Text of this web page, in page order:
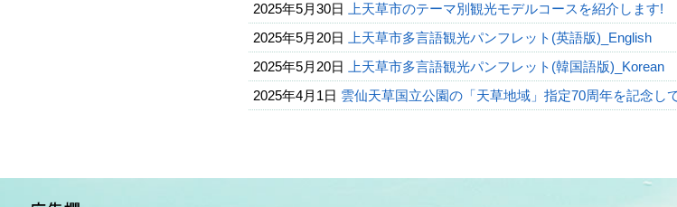
2025年5月30日
上天草市のテーマ別観光モデルコースを紹介します!
2025年5月20日
上天草市多言語観光パンフレット(英語版)_English
2025年5月20日
上天草市多言語観光パンフレット(韓国語版)_Korean
2025年4月1日 雲仙天草国立公園の「天草地域」指定70周年を記念し